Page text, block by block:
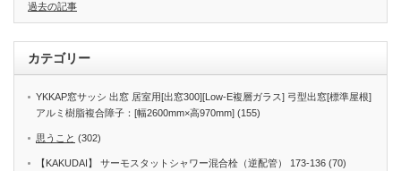
過去の記事
カテゴリー
YKKAP窓サッシ 出窓 居室用[出窓300][Low-E複層ガラス] 弓型出窓[標準屋根]
アルミ樹脂複合障子：[幅2600mm×高970mm] (155)
思うこと (302)
【KAKUDAI】 サーモスタットシャワー混合栓（逆配管） 173-136 (70)